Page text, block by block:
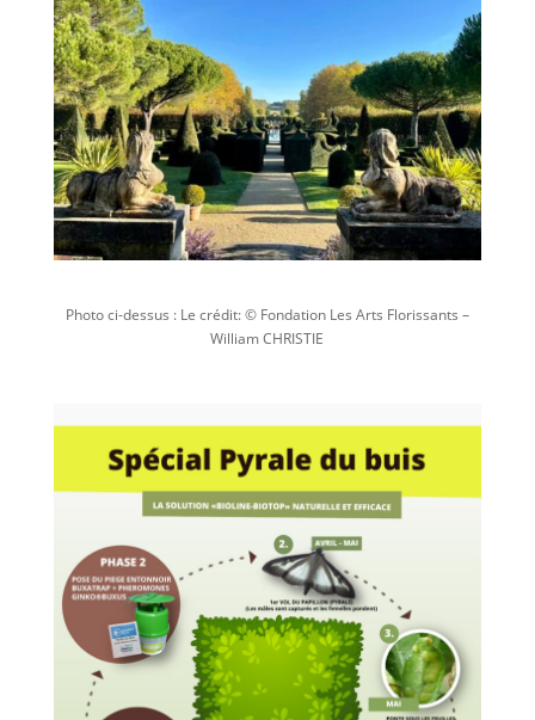
Photo ci-dessus : Le crédit: © Fondation Les Arts Florissants –
William CHRISTIE